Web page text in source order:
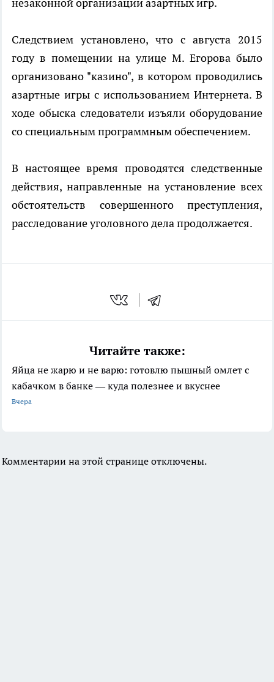
Следствием установлено, что с августа 2015
году в помещении на улице М. Егорова было
организовано "казино", в котором проводились
азартные игры с использованием Интернета. В
ходе обыска следователи изъяли оборудование
со специальным программным обеспечением.
В настоящее время проводятся следственные
действия, направленные на установление всех
обстоятельств совершенного преступления,
расследование уголовного дела продолжается.
Читайте также:
Яйца не жарю и не варю: готовлю пышный омлет с
кабачком в банке — куда полезнее и вкуснее
Вчера
Комментарии на этой странице отключены.